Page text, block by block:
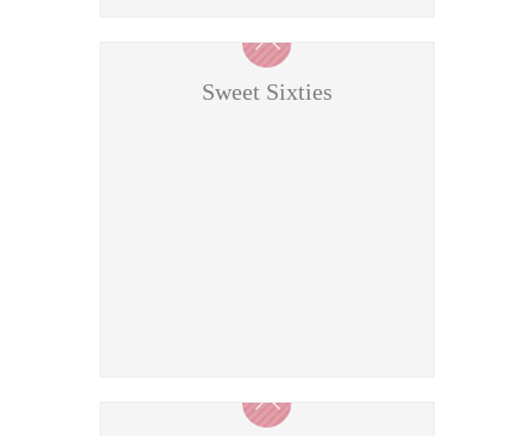
Sweet Sixties